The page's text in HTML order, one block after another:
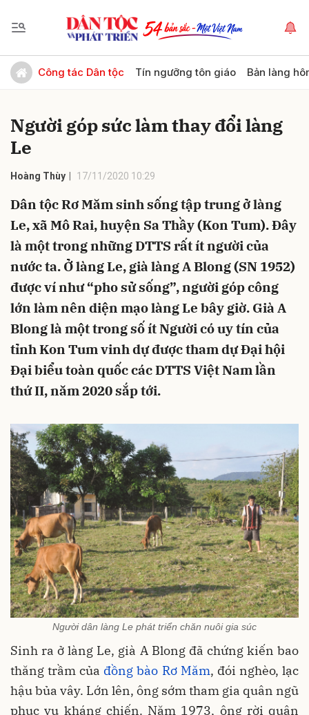
Công tác Dân tộc Tín ngưỡng tôn giáo Bản làng
Người góp sức làm thay đổi làng
Le
Hoàng Thùy 17/11/2020 10:29
Dân tộc Rơ Măm sinh sống tập trung ở làng
Le, xã Mô Rai, huyện Sa Thầy (Kon Tum). Đây
là một trong những DTTS rất ít người của
nước ta. Ở làng Le, già làng A Blong (SN 1952)
được ví như “pho sử sống”, người góp công
lớn làm nên diện mạo làng Le bây giờ. Già A
Blong là một trong số ít Người có uy tín của
tỉnh Kon Tum vinh dự được tham dự Đại hội
Đại biểu toàn quốc các DTTS Việt Nam lần
thứ II, năm 2020 sắp tới.
Người dân làng Le phát triển chăn nuôi gia súc
Sinh ra ở làng Le, già A Blong đã chứng kiến bao
thăng trầm của đồng bào Rơ Măm, đói nghèo, lạc
hậu bủa vây. Lớn lên, ông sớm tham gia quân ngũ
phục vụ kháng chiến. Năm 1973, ông rời quân
Gửi bình luận
Hủy Gửi